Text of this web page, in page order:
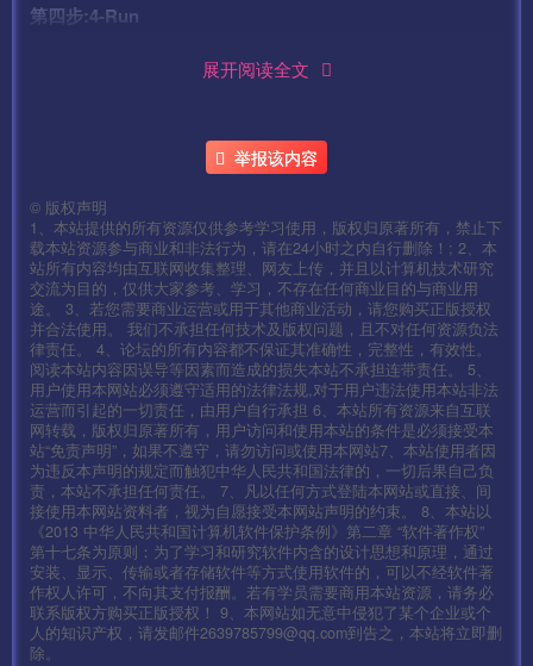
第四步:4-Run
第七步:7-GGService
第八步:8-M2Server
第九步:9-盘古全功能
——————客户端修改
—————————————————-
安卓:\assets\res\project.manifest
IOS:Payload\mir2-iOS.app\res\project.manifest
D:\phpStudy\WWW\assets\res\mir2.zip
D:\phpStudy\WWW\assets\res\mir264.zip
展开阅读全文
举报该内容
© 版权声明
1、本站提供的所有资源仅供参考学习使用，版权归原著所有，禁止下
载本站资源参与商业和非法行为，请在24小时之内自行删除！; 2、本
站所有内容均由互联网收集整理、网友上传，并且以计算机技术研究
交流为目的，仅供大家参考、学习，不存在任何商业目的与商业用
途。 3、若您需要商业运营或用于其他商业活动，请您购买正版授权
并合法使用。 我们不承担任何技术及版权问题，且不对任何资源负法
律责任。 4、论坛的所有内容都不保证其准确性，完整性，有效性。
阅读本站内容因误导等因素而造成的损失本站不承担连带责任。 5、
用户使用本网站必须遵守适用的法律法规,对于用户违法使用本站非法
运营而引起的一切责任，由用户自行承担 6、本站所有资源来自互联
网转载，版权归原著所有，用户访问和使用本站的条件是必须接受本
站“免责声明”，如果不遵守，请勿访问或使用本网站7、本站使用者因
为违反本声明的规定而触犯中华人民共和国法律的，一切后果自己负
责，本站不承担任何责任。 7、凡以任何方式登陆本网站或直接、间
接使用本网站资料者，视为自愿接受本网站声明的约束。 8、本站以
《2013 中华人民共和国计算机软件保护条例》第二章 “软件著作权”
第十七条为原则：为了学习和研究软件内含的设计思想和原理，通过
安装、显示、传输或者存储软件等方式使用软件的，可以不经软件著
作权人许可，不向其支付报酬。若有学员需要商用本站资源，请务必
联系版权方购买正版授权！ 9、本网站如无意中侵犯了某个企业或个
人的知识产权，请发邮件2639785799@qq.com到告之，本站将立即删
除。